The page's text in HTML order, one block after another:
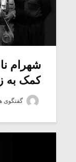
شهرام
کمک به
گفتگوی